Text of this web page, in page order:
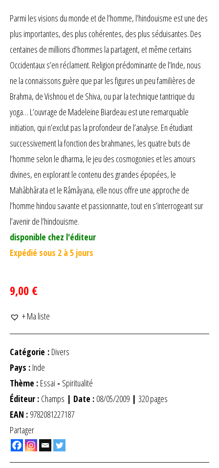
basé sur
notation
client
Parmi les visions du monde et de l’homme, l’hindouisme est une des
plus importantes, des plus cohérentes, des plus séduisantes. Des
centaines de millions d’hommes la partagent, et même certains
Occidentaux s’en réclament. Religion prédominante de l’Inde, nous
ne la connaissons guère que par les figures un peu familières de
Brahma, de Vishnou et de Shiva, ou par la technique tantrique du
yoga… L’ouvrage de Madeleine Biardeau est une remarquable
initiation, qui n’exclut pas la profondeur de l’analyse. En étudiant
successivement la fonction des brahmanes, les quatre buts de
l’homme selon le dharma, le jeu des cosmogonies et les amours
divines, en explorant le contenu des grandes épopées, le
Mahâbhârata et le Râmâyana, elle nous offre une approche de
l’homme hindou savante et passionnante, tout en s’interrogeant sur
l’avenir de l’hindouisme.
disponible chez l'éditeur
Expédié sous 2 à 5 jours
9,00 €
+ Ma liste
Catégorie : Divers
Pays : Inde
Thème : Essai - Spiritualité
Éditeur : Champs | Date : 08/05/2009 | 320 pages
EAN : 9782081227187
Partager